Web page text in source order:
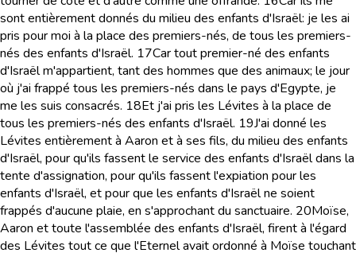
sont entièrement donnés du milieu des enfants d'Israël: je les ai
pris pour moi à la place des premiers-nés, de tous les premiers-
nés des enfants d'Israël. 17Car tout premier-né des enfants
d'Israël m'appartient, tant des hommes que des animaux; le jour
où j'ai frappé tous les premiers-nés dans le pays d'Egypte, je
me les suis consacrés. 18Et j'ai pris les Lévites à la place de
tous les premiers-nés des enfants d'Israël. 19J'ai donné les
Lévites entièrement à Aaron et à ses fils, du milieu des enfants
d'Israël, pour qu'ils fassent le service des enfants d'Israël dans la
tente d'assignation, pour qu'ils fassent l'expiation pour les
enfants d'Israël, et pour que les enfants d'Israël ne soient
frappés d'aucune plaie, en s'approchant du sanctuaire. 20Moïse,
Aaron et toute l'assemblée des enfants d'Israël, firent à l'égard
des Lévites tout ce que l'Eternel avait ordonné à Moïse touchant